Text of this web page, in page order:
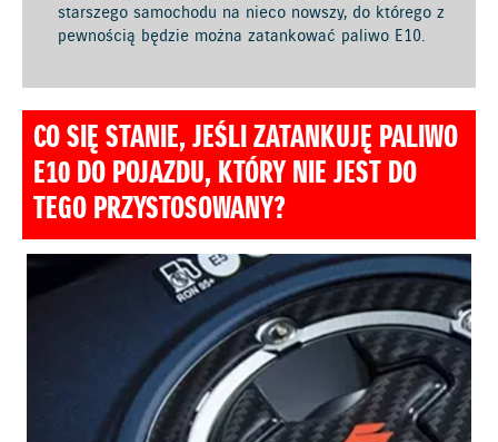
starszego samochodu na nieco nowszy, do którego z
pewnością będzie można zatankować paliwo E10.
CO SIĘ STANIE, JEŚLI ZATANKUJĘ PALIWO
E10 DO POJAZDU, KTÓRY NIE JEST DO
TEGO PRZYSTOSOWANY?